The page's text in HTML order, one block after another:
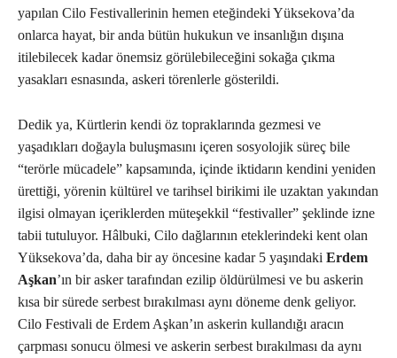
yapılan Cilo Festivallerinin hemen eteğindeki Yüksekova’da
onlarca hayat, bir anda bütün hukukun ve insanlığın dışına
itilebilecek kadar önemsiz görülebileceğini sokağa çıkma
yasakları esnasında, askeri törenlerle gösterildi.
Dedik ya, Kürtlerin kendi öz topraklarında gezmesi ve
yaşadıkları doğayla buluşmasını içeren sosyolojik süreç bile
“terörle mücadele” kapsamında, içinde iktidarın kendini yeniden
ürettiği, yörenin kültürel ve tarihsel birikimi ile uzaktan yakından
ilgisi olmayan içeriklerden müteşekkil “festivaller” şeklinde izne
tabii tutuluyor. Hâlbuki, Cilo dağlarının eteklerindeki kent olan
Yüksekova’da, daha bir ay öncesine kadar 5 yaşındaki Erdem
Aşkan’ın bir asker tarafından ezilip öldürülmesi ve bu askerin
kısa bir sürede serbest bırakılması aynı döneme denk geliyor.
Cilo Festivali de Erdem Aşkan’ın askerin kullandığı aracın
çarpması sonucu ölmesi ve askerin serbest bırakılması da aynı